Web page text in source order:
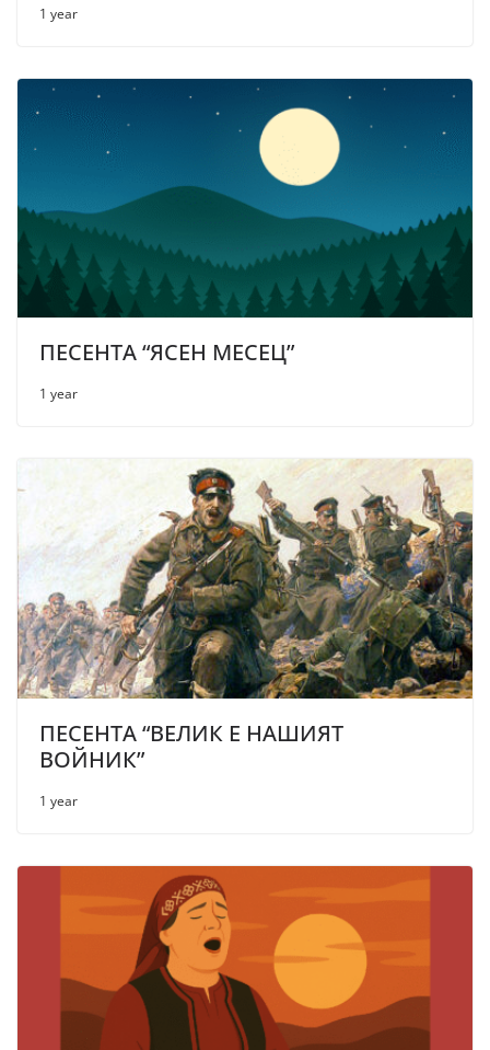
1 year
ПЕСЕНТА “ЯСЕН МЕСЕЦ”
1 year
ПЕСЕНТА “ВЕЛИК Е НАШИЯТ
ВОЙНИК”
1 year